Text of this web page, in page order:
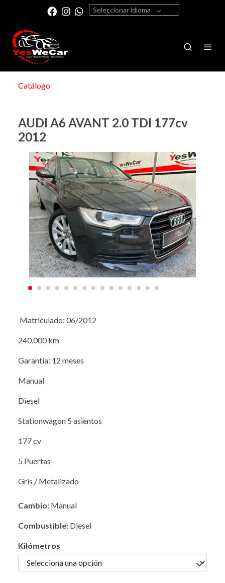
Seleccionar idioma
Catálogo
AUDI A6 AVANT 2.0 TDI 177cv
2012
Matriculado: 06/2012
240.000 km
Garantía: 12 meses
Manual
Diesel
Stationwagon 5 asientos
177 cv
5 Puertas
Gris / Metalizado
Cambio: Manual
Combustible: Diesel
Kilómetros